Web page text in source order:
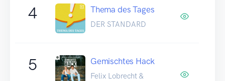
4 Thema des Tages
DER STANDARD
5 Gemischtes Hack
Felix Lobrecht &